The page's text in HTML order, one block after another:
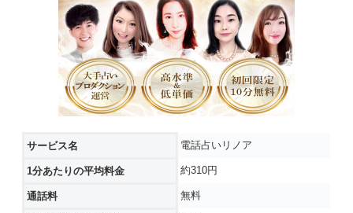
サービス名 電話占いリノア
1分あたりの平均料金 約310円
通話料 無料